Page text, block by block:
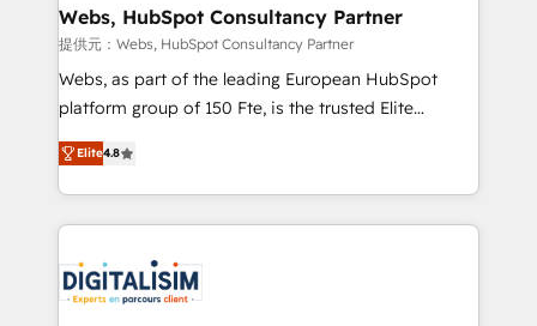
and build using HubSpot 🔌 Integrating HubSpot
with other systems 🎓 Training your teams to be
HubSpot pros 📊 Lead generation services using
HubSpot Why us? - SIX HubSpot Accreditations -
CRM, Solutions Architecture, Onboarding , Data
Migration, Custom Integration & Platform
team of 25+ experts Contact us today to help you
get more from your investment in HubSpot.
Webs, HubSpot Consultancy Partner
提供元：Webs, HubSpot Consultancy Partner
Webs, as part of the leading European HubSpot
platform group of 150 Fte, is the trusted Elite
HubSpot CRM Partner offering you a roadmap on
maximizing EBITDA and achieving Commercial
Excellence. With our targeted processes, we
strengthen your digital transformation and minimize
Implementation partner, we provide expertise to
drive your business forward. Since 2015 we are fully
Elite4.8